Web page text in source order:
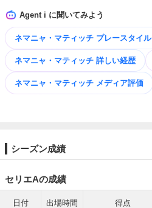
Agent i に聞いてみよう
ネマニャ・マティッチ プレースタイル
ネマニャ・マティッチ 詳しい経歴
ネマニャ・マティッチ メディア評価
シーズン成績
セリエAの成績
日付 出場時間 得点